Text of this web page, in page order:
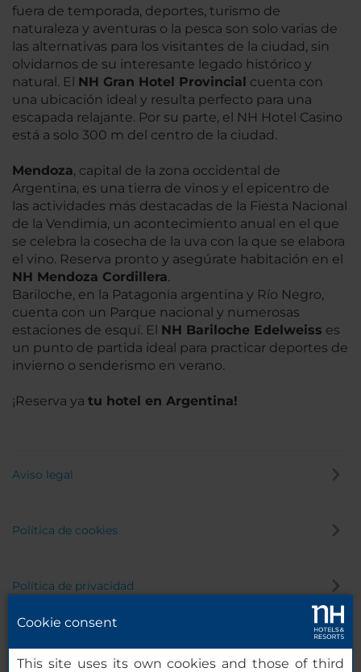
fuera de temporada, deportes, turismo de
naturaleza y aventuras o la pesca son solo varias de
las alternativas para los visitantes de la ciudad, sin
olvidarnos de su interesante legado histórico y
natural. El NH Gran Hotel Provincial cuenta con
una ubicación ideal y resulta perfecto para una
escapada relajante. Por su parte, el NH Hotel Casino
está a solo 300 m del centro de la ciudad.
Mendoza, capital de la zona occidental de
Argentina, es una tierra de vinos y el epicentro de
las actividades más destacadas de la Fiesta Nacional
de la Vendimia, un acontecimiento anual en el que
se celebra la cosecha de la uva con la que se elabora
el vino. Reserva pronto y asegúrate habitación en el
NH Mendoza Cordillera.
Bariloche, en la Patagonia argentina y Río Negro,
cuenta con un Parque nacional y numerosas
estaciones de esquí. El NH Bariloche Edelweiss es
un punto de partida ideal para practicar deportes de
invierno o senderismo en verano.
¡Reserva ya tu hotel en Argentina!
Aviso legal
Política de cookies
Política de privacidad
Cookie consent
This site uses its own cookies and those of third